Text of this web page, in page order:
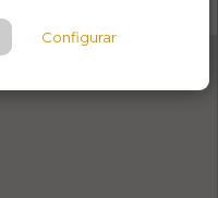
Configurar